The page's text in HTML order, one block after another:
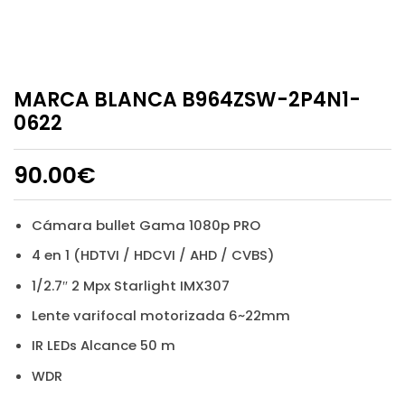
MARCA BLANCA B964ZSW-2P4N1-
0622
90.00€
Cámara bullet Gama 1080p PRO
4 en 1 (HDTVI / HDCVI / AHD / CVBS)
1/2.7″ 2 Mpx Starlight IMX307
Lente varifocal motorizada 6~22mm
IR LEDs Alcance 50 m
WDR